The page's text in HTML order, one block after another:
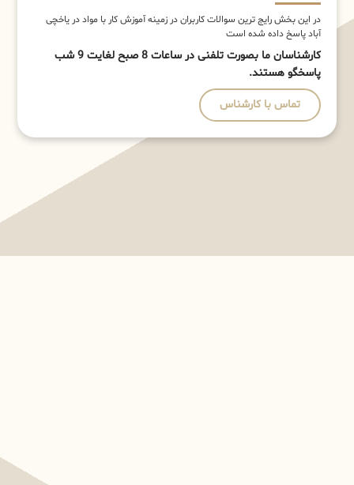
در این بخش رایج ترین سوالات کاربران در زمینه آموزش کار با مواد در یاخچی
آباد پاسخ داده شده است
کارشناسان ما بصورت تلفنی در ساعات 8 صبح لغایت 9 شب
پاسخگو هستند.
تماس با کارشناس